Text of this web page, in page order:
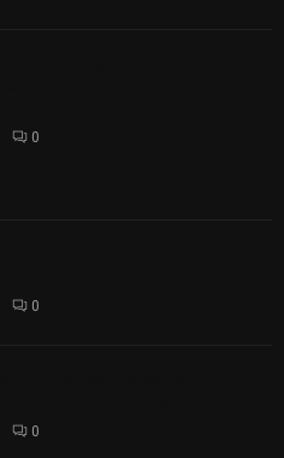
0
0
0